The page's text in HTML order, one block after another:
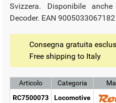
Svizzera. Disponibile
Decoder. EAN 9005033067182
Consegna gratuita
Free shipping to Italy
Articolo
RC7500073
Categoria
Locomotive